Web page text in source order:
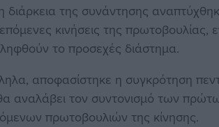
διάρκεια της συνάντησης
επόμενες κινήσεις της
το προσεχές διάστημα.
αποφασίστηκε η συγκρότηση
αναλάβει τον συντονισμό των
πρωτοβουλιών της κίνησης.